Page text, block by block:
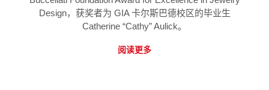
Design，获奖者为 GIA 卡尔斯巴德校区的毕业生
Catherine “Cathy” Aulick。
阅读更多